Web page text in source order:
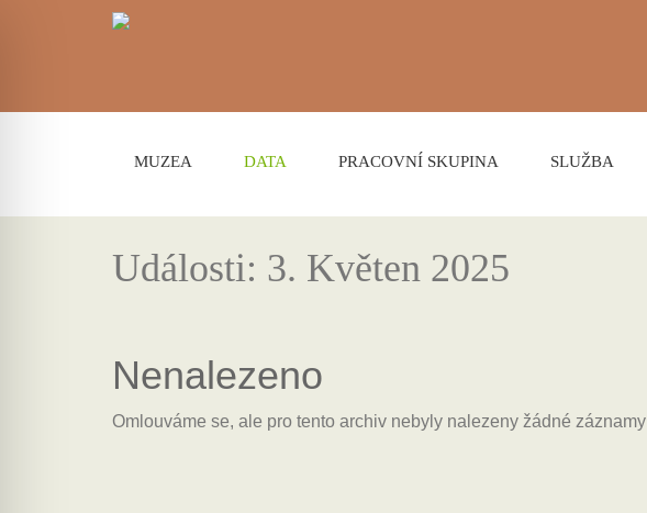
MUZEA DATA PRACOVNÍ SKUPINA SLUŽBA
Události: 3. Květen 2025
Nenalezeno
Omlouváme se, ale pro tento archiv nebyly nalezeny žádné záznamy